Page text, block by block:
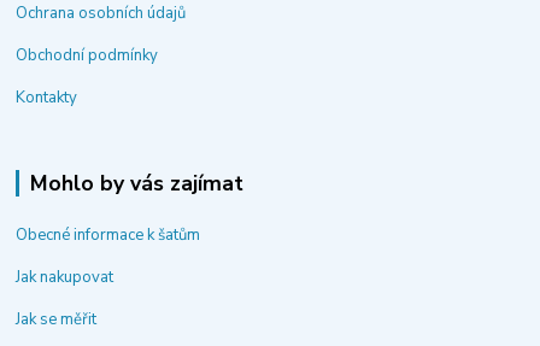
Ochrana osobních údajů
Obchodní podmínky
Kontakty
Mohlo by vás zajímat
Obecné informace k šatům
Jak nakupovat
Jak se měřit